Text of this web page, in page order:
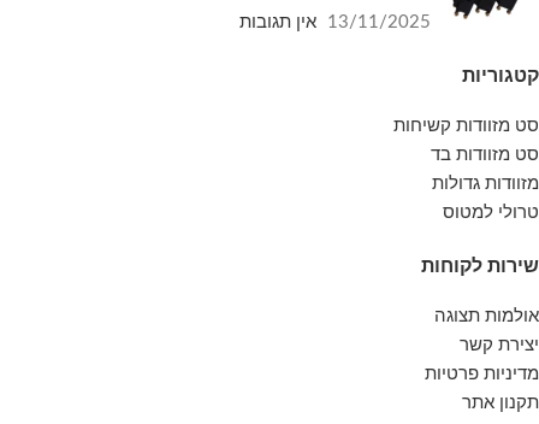
13/11/2025 אין תגובות
קטגוריות
סט מזוודות קשיחות
סט מזוודות בד
מזוודות גדולות
טרולי למטוס
שירות לקוחות
אולמות תצוגה
יצירת קשר
מדיניות פרטיות
תקנון אתר